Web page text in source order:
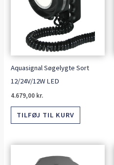
Aquasignal Søgelygte Sort
12/24V/12W LED
4.679,00 kr.
TILFØJ TIL KURV